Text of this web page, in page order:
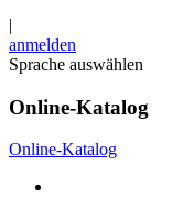
|
anmelden
Sprache auswählen
Online-Katalog
Online-Katalog